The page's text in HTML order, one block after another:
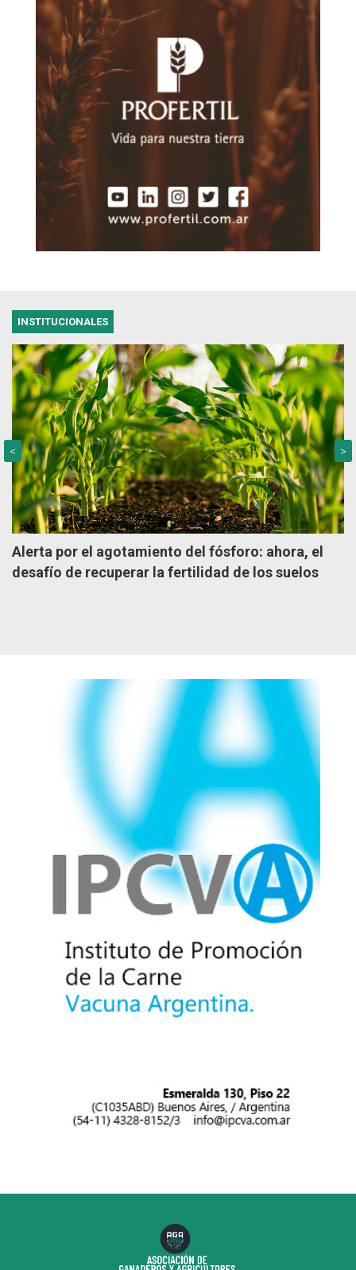
INSTITUCIONALES
Alerta por el agotamiento del fósforo: ahora, el
desafío de recuperar la fertilidad de los suelos
< >